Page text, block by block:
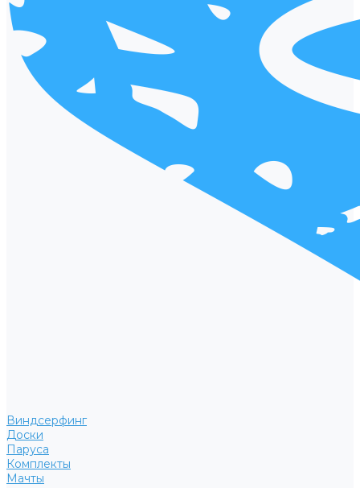
Виндсерфинг
Доски
Паруса
Комплекты
Мачты